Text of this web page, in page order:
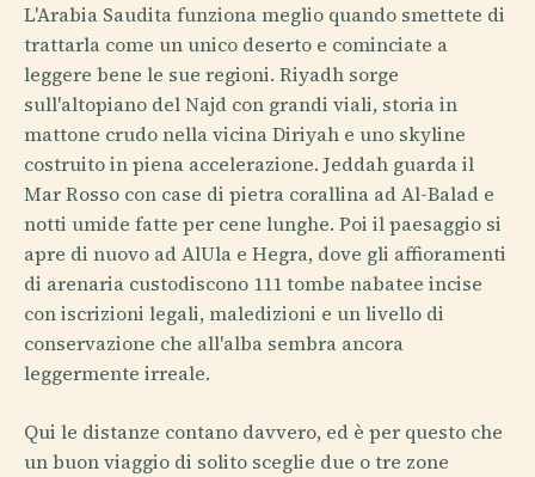
L'Arabia Saudita funziona meglio quando smettete di
trattarla come un unico deserto e cominciate a
leggere bene le sue regioni. Riyadh sorge
sull'altopiano del Najd con grandi viali, storia in
mattone crudo nella vicina Diriyah e uno skyline
costruito in piena accelerazione. Jeddah guarda il
Mar Rosso con case di pietra corallina ad Al-Balad e
notti umide fatte per cene lunghe. Poi il paesaggio si
apre di nuovo ad AlUla e Hegra, dove gli affioramenti
di arenaria custodiscono 111 tombe nabatee incise
con iscrizioni legali, maledizioni e un livello di
conservazione che all'alba sembra ancora
leggermente irreale.
Qui le distanze contano davvero, ed è per questo che
un buon viaggio di solito sceglie due o tre zone